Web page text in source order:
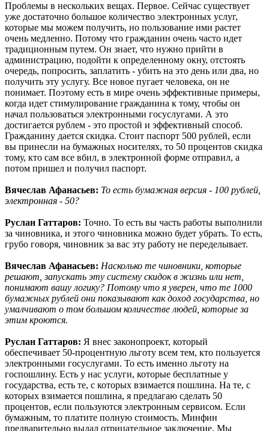
Проблемы в нескольких вещах. Первое. Сейчас существует
уже достаточно большое количество электронных услуг,
которые мы можем получить, но пользование ими растет
очень медленно. Потому что гражданин очень часто идет
традиционным путем. Он знает, что нужно прийти в
администрацию, подойти к определенному окну, отстоять
очередь, попросить, заплатить - убить на это день или два, но
получить эту услугу. Все новое пугает человека, он не
понимает. Поэтому есть в мире очень эффективные примеры,
когда идет стимулирование гражданина к тому, чтобы он
начал пользоваться электронными госуслугами. А это
достигается рублем - это простой и эффективный способ.
Гражданину дается скидка. Стоит паспорт 500 рублей, если
вы принесли на бумажных носителях, то 50 процентов скидка
тому, кто сам все вбил, в электронной форме отправил, а
потом пришел и получил паспорт.
Вячеслав Афанасьев: То есть бумажная версия - 100 рублей,
электронная - 50?
Руслан Гаттаров: Точно. То есть вы часть работы выполнили
за чиновника, и этого чиновника можно будет убрать. То есть,
грубо говоря, чиновник за вас эту работу не переделывает.
Вячеслав Афанасьев: Насколько те чиновники, которые
решают, запускать эту систему скидок в жизнь или нет,
понимают вашу логику? Потому что я уверен, что те 1000
бумажных рублей они показывают как доход государства, но
умалчивают о том большом количестве людей, которые за
этим кроются.
Руслан Гаттаров: Я внес законопроект, который
обеспечивает 50-процентную льготу всем тем, кто пользуется
электронными госуслугами. То есть именно льготу на
госпошлину. Есть у нас услуги, которые бесплатные у
государства, есть те, с которых взимается пошлина. На те, с
которых взимается пошлина, я предлагаю сделать 50
процентов, если пользуются электронным сервисом. Если
бумажным, то платите полную стоимость. Минфин
предварительно выдал отрицательное заключение. Мы